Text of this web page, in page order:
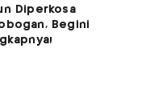
Diperkosa
Begini